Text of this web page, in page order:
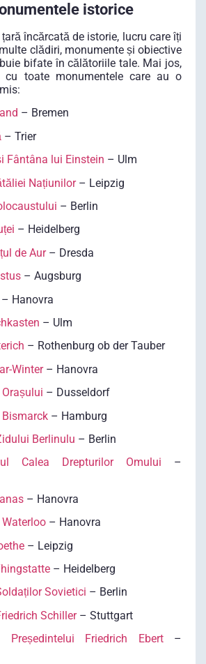
istorice
încărcată de istorie, lucru care îți
clădiri, monumente și obiective
bifate în călătoriile tale. Mai jos,
toate monumentele care au o
– Bremen
– Trier
Fântâna lui Einstein – Ulm
Națiunilor– Leipzig
– Berlin
– Heidelberg
de Aur– Dresda
– Augsburg
– Hanovra
– Ulm
– Rothenburg ob der Tauber
Winter– Hanovra
– Dusseldorf
– Hamburg
Berlinulu – Berlin
Calea Drepturilor Omului –
– Hanovra
– Hanovra
– Leipzig
– Heidelberg
Sovietici – Berlin
Schiller – Stuttgart
Președintelui Friedrich Ebert–